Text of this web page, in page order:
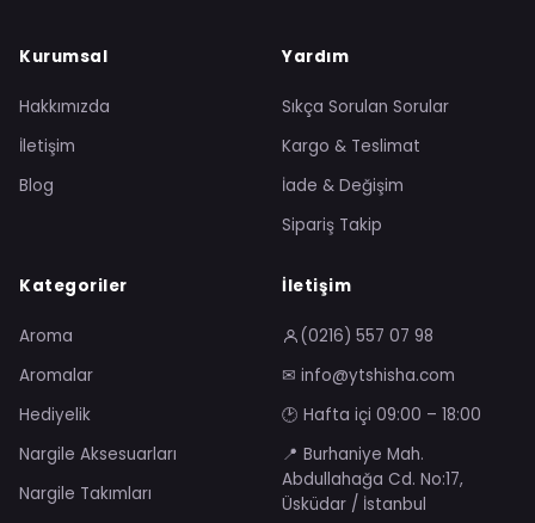
Kurumsal
Hakkımızda
İletişim
Blog
Yardım
Sıkça Sorulan Sorular
Kargo & Teslimat
İade & Değişim
Sipariş Takip
Kategoriler
Aroma
Aromalar
Hediyelik
Nargile Aksesuarları
Nargile Takımları
İletişim
(0216) 557 07 98
✉ info@ytshisha.com
🕑 Hafta içi 09:00 – 18:00
📍 Burhaniye Mah.
Abdullahağa Cd. No:17,
Üsküdar / İstanbul